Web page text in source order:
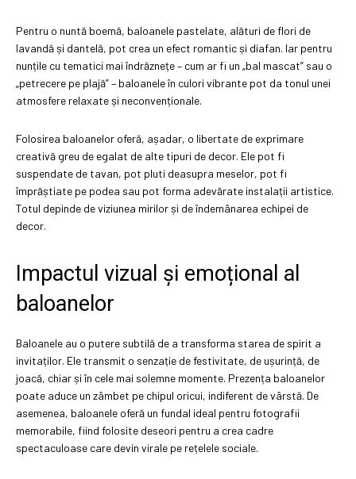
Pentru o nuntă boemă, baloanele pastelate, alături de flori de
lavandă și dantelă, pot crea un efect romantic și diafan. Iar pentru
nunțile cu tematici mai îndrăznețe – cum ar fi un „bal mascat” sau o
„petrecere pe plajă” – baloanele în culori vibrante pot da tonul unei
atmosfere relaxate și neconvenționale.
Folosirea baloanelor oferă, așadar, o libertate de exprimare
creativă greu de egalat de alte tipuri de decor. Ele pot fi
suspendate de tavan, pot pluti deasupra meselor, pot fi
împrăștiate pe podea sau pot forma adevărate instalații artistice.
Totul depinde de viziunea mirilor și de îndemânarea echipei de
decor.
Impactul vizual și emoțional al
baloanelor
Baloanele au o putere subtilă de a transforma starea de spirit a
invitaților. Ele transmit o senzație de festivitate, de ușurință, de
joacă, chiar și în cele mai solemne momente. Prezența baloanelor
poate aduce un zâmbet pe chipul oricui, indiferent de vârstă. De
asemenea, baloanele oferă un fundal ideal pentru fotografii
memorabile, fiind folosite deseori pentru a crea cadre
spectaculoase care devin virale pe rețelele sociale.